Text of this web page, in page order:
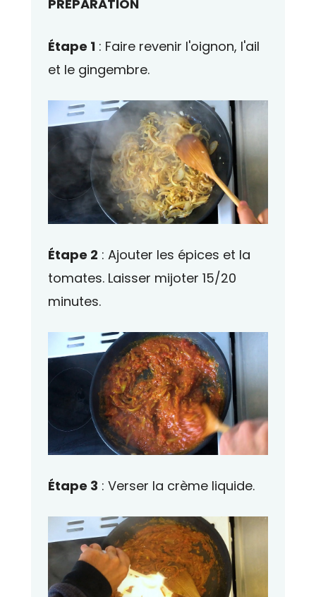
PRÉPARATION
Étape 1 : Faire revenir l'oignon, l'ail
et le gingembre.
Étape 2 : Ajouter les épices et la
tomates. Laisser mijoter 15/20
minutes.
Étape 3 : Verser la crème liquide.